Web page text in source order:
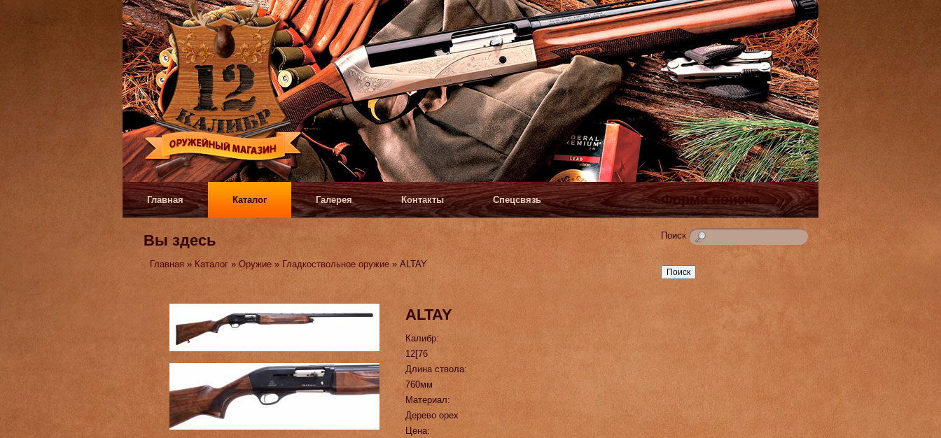
Форма поиска
Поиск
Главная Каталог Галерея Контакты Спецсвязь
Вы здесь
Главная » Каталог »Оружие » Гладкоствольное оружие » ALTAY
ALTAY
Калибр:
12[76
Длина ствола:
760мм
Материал:
Дерево орех
Цена: